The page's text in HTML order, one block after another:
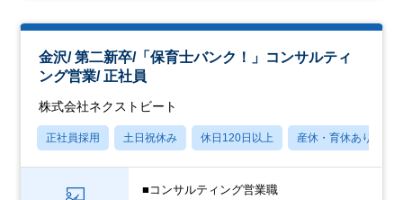
金沢/ 第二新卒/「保育士バンク！」コンサルティ
ング営業/ 正社員
株式会社ネクストビート
正社員採用 土日祝休み 休日120日以上 産休・育休あり
■コンサルティング営業職